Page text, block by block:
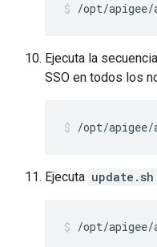
/opt/
Ejecuta la
SSO en todos los
/opt/
Ejecuta update.sh
/opt/